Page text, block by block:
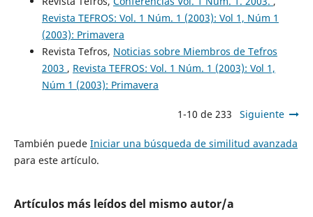
Revista TEFROS: Vol. 1 Núm. 1 (2003): Vol 1, Núm 1
(2003): Primavera
Revista Tefros, Noticias sobre Miembros de Tefros
2003 , Revista TEFROS: Vol. 1 Núm. 1 (2003): Vol 1,
Núm 1 (2003): Primavera
1-10 de 233 Siguiente
También puede Iniciar una búsqueda de similitud avanzada
para este artículo.
Artículos más leídos del mismo autor/a